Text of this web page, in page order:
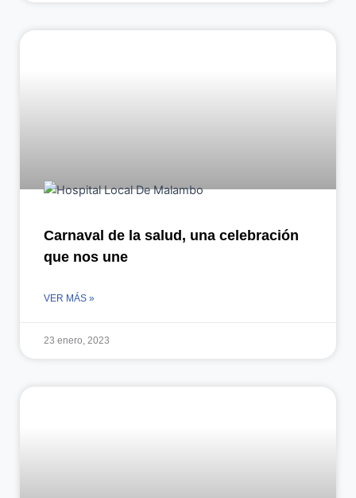
Carnaval de la salud, una celebración
que nos une
VER MÁS »
23 enero, 2023